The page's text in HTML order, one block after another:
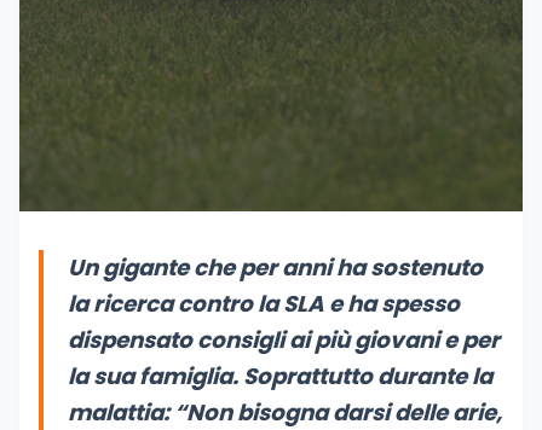
Un gigante che per anni ha sostenuto
la ricerca contro la SLA e ha spesso
dispensato consigli ai più giovani e per
la sua famiglia. Soprattutto durante la
malattia: “Non bisogna darsi delle arie,